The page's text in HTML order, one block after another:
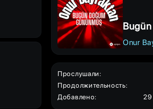
Onur
Прослушали:
Продолжительность:
Добавлено: 29